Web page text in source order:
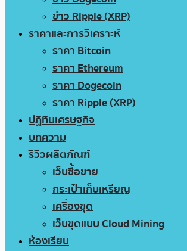
ข่าว Ripple (XRP)
ราคาและการวิเคราะห์
ราคา Bitcoin
ราคา Ethereum
ราคา Dogecoin
ราคา Ripple (XRP)
ปฏิทินเศรษฐกิจ
บทความ
รีวิวผลิตภัณฑ์
เว็บซื้อขาย
กระเป๋าเก็บเหรียญ
เครื่องขุด
เว็บขุดแบบ Cloud Mining
ห้องเรียน